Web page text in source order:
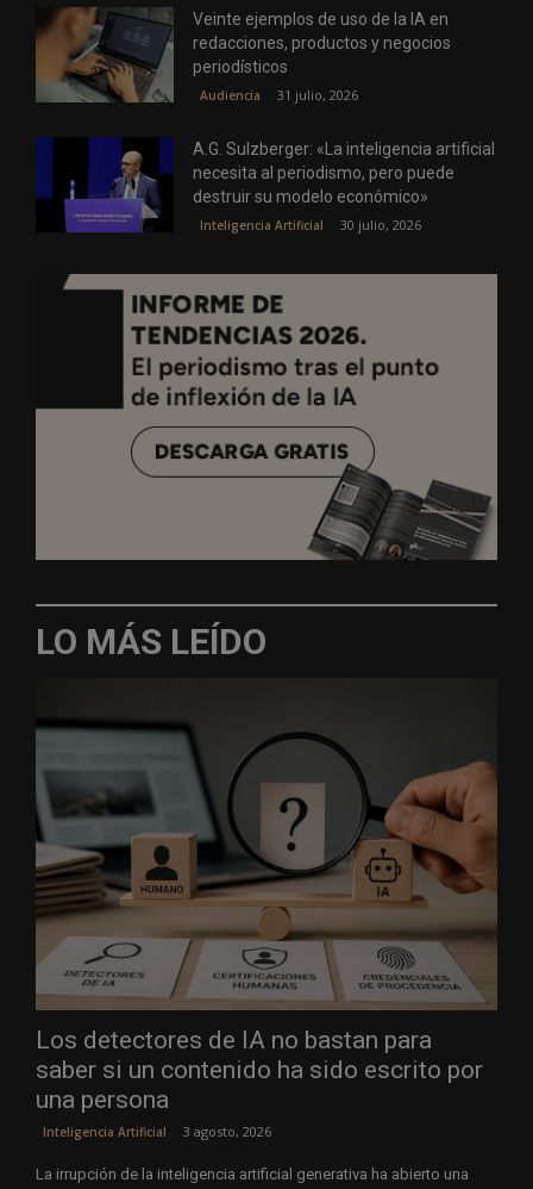
Veinte ejemplos de uso de la IA en
redacciones, productos y negocios
periodísticos
Audiencia 31 julio, 2026
A.G. Sulzberger: «La inteligencia artificial
necesita al periodismo, pero puede
destruir su modelo económico»
Inteligencia Artificial 30 julio, 2026
LO MÁS LEÍDO
Los detectores de IA no bastan para
saber si un contenido ha sido escrito por
una persona
Inteligencia Artificial 3 agosto, 2026
La irrupción de la inteligencia artificial generativa ha abierto una